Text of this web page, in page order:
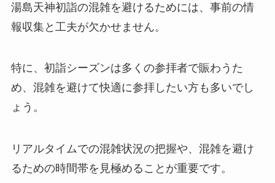
湯島天神初詣の混雑を避けるためには、事前の情
報収集と工夫が欠かせません。
特に、初詣シーズンは多くの参拝者で賑わうた
め、混雑を避けて快適に参拝したい方も多いでし
ょう。
リアルタイムでの混雑状況の把握や、混雑を避け
るための時間帯を見極めることが重要です。